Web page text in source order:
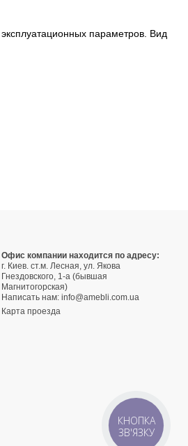
параметров. Вид
Офис компании находится по адресу:
г. Киев. ст.м. Лесная, ул. Якова
Гнездовского, 1-а (бывшая
Магнитогорская)
Написать нам:info@amebli.com.ua
Карта проезда
КНОПКА
ЗВ'ЯЗКУ